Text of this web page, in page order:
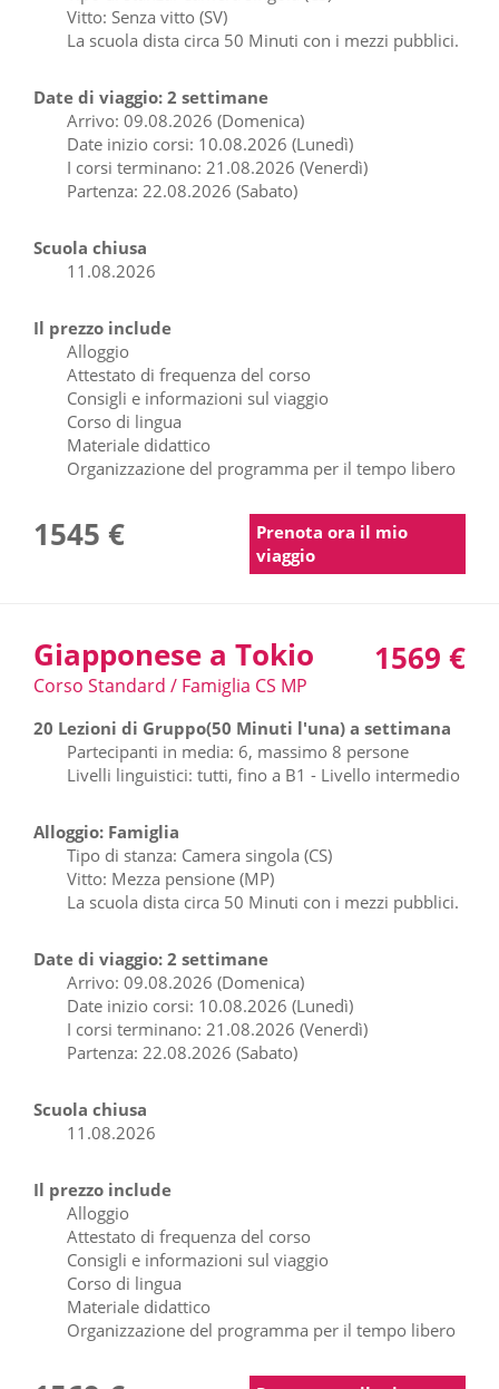
Vitto: Senza vitto (SV)
La scuola dista circa 50 Minuti con i mezzi pubblici.
Date di viaggio: 2 settimane
Arrivo: 09.08.2026 (Domenica)
Date inizio corsi: 10.08.2026 (Lunedì)
I corsi terminano: 21.08.2026 (Venerdì)
Partenza: 22.08.2026 (Sabato)
Scuola chiusa
11.08.2026
Il prezzo include
Alloggio
Attestato di frequenza del corso
Consigli e informazioni sul viaggio
Corso di lingua
Materiale didattico
Organizzazione del programma per il tempo libero
1545 €
Prenota ora il mio
viaggio
Giapponese a Tokio
Corso Standard / Famiglia CS MP
1569 €
20 Lezioni di Gruppo(50 Minuti l'una) a settimana
Partecipanti in media: 6, massimo 8 persone
Livelli linguistici: tutti, fino a B1 - Livello intermedio
Alloggio: Famiglia
Tipo di stanza: Camera singola (CS)
Vitto: Mezza pensione (MP)
La scuola dista circa 50 Minuti con i mezzi pubblici.
Date di viaggio: 2 settimane
Arrivo: 09.08.2026 (Domenica)
Date inizio corsi: 10.08.2026 (Lunedì)
I corsi terminano: 21.08.2026 (Venerdì)
Partenza: 22.08.2026 (Sabato)
Scuola chiusa
11.08.2026
Il prezzo include
Alloggio
Attestato di frequenza del corso
Consigli e informazioni sul viaggio
Corso di lingua
Materiale didattico
Organizzazione del programma per il tempo libero